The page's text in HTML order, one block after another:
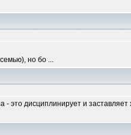
но бо ...
это дисциплинирует и